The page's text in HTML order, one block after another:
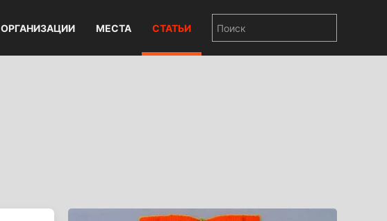
ОРГАНИЗАЦИИ МЕСТА СТАТЬИ